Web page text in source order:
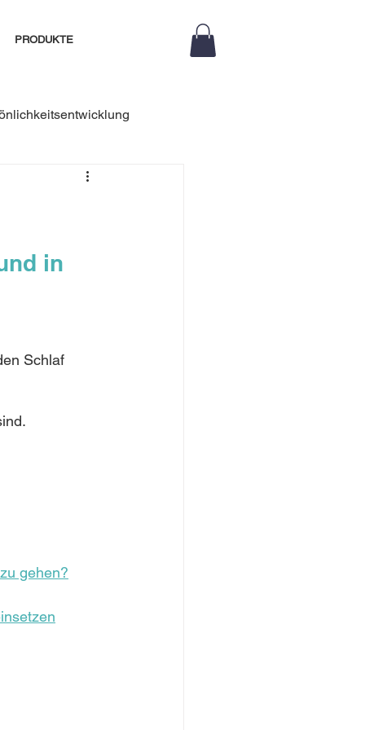
PRODUKTE
in
Schlaf
gehen?